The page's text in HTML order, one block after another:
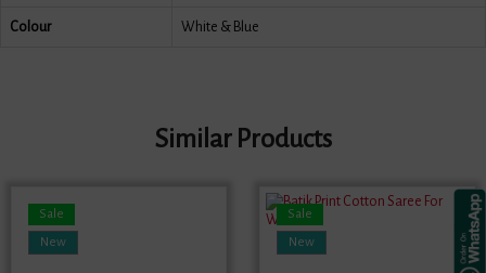
Colour White & Blue
Similar Products
New
Sale
New
Sale